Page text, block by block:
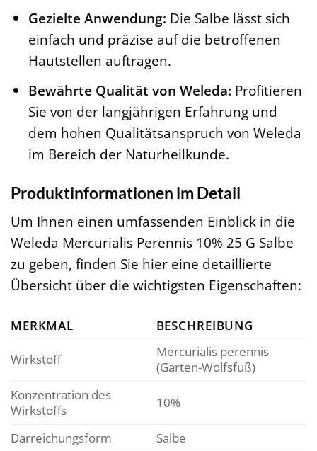
Gezielte Anwendung: Die Salbe lässt sich
einfach und präzise auf die betroffenen
Hautstellen auftragen.
Bewährte Qualität von Weleda: Profitieren
Sie von der langjährigen Erfahrung und
dem hohen Qualitätsanspruch von Weleda
im Bereich der Naturheilkunde.
Produktinformationen im Detail
Um Ihnen einen umfassenden Einblick in die
Weleda Mercurialis Perennis 10% 25 G Salbe
zu geben, finden Sie hier eine detaillierte
Übersicht über die wichtigsten Eigenschaften:
MERKMAL BESCHREIBUNG
Wirkstoff
Mercurialis perennis
(Garten-Wolfsfuß)
Konzentration des
Wirkstoffs
10%
Darreichungsform
Salbe